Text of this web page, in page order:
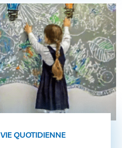
VIE QUOTIDIENNE